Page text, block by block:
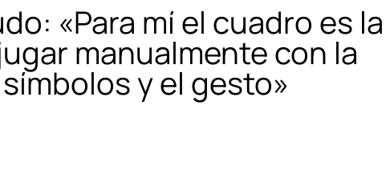
«Para mí el cuadro es
manualmente con la
y el gesto»